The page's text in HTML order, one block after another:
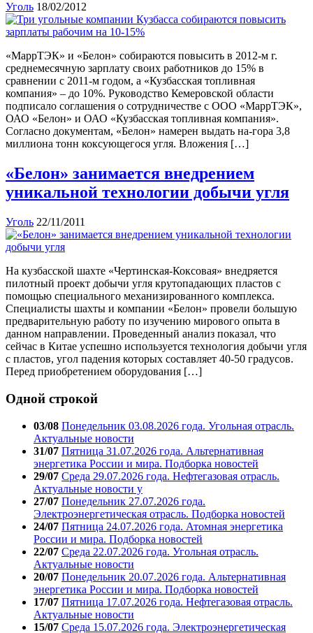
Уголь 18/02/2012
«МаррТЭК» и «Белон» собираются повысить в 2012-м г.
среднемесячную зарплату своих работников до 15% в
сравнении с 2011-м годом, а «Кузбасская топливная
компания» – до 10%. Руководство Кемеровской области
подписало соглашения о сотрудничестве с ООО «МаррТЭК»,
ОАО «Белон» и ОАО «Кузбасская топливная компания».
Согласно документам, «Белон» намерен выдать на-гора 3,8
миллиона тонн коксующегося угля. Вложения […]
«Белон» занимается внедрением
уникальной технологии добычи угля
Уголь 22/11/2011
На кузбасской шахте «Чертинская-Коксовая» внедряется
пилотный проект добычи угля крутопадающих пластов с
помощью специального механизированного комплекса.
Специалисты шахты и компании «Белон» провели большую
предварительную работу по изучению мирового опыта в
данном направлении. Проведенный анализ показал, что
сейчас в Китае успешно используется технология добычи угля
с пластов, угол падения которых составляет 40-50 градусов.
Перед приобретением оборудования […]
Одной строкой
03/08 Понедельник 03.08.2026 года. Угольная отрасль.
Актуальные новости
31/07 Пятница 31.07.2026 года. Альтернативная
энергетика России и мира. Подборка новостей
29/07 Среда 29.07.2026 года. Нефтегазовая отрасль.
Актуальные новости у
27/07 Понедельник 27.07.2026 года.
Электроэнергетическая отрасль. Подборка новостей
24/07 Пятница 24.07.2026 года. Атомная энергетика
России и мира. Подборка новостей
22/07 Среда 22.07.2026 года. Угольная отрасль.
Актуальные новости
20/07 Понедельник 20.07.2026 года. Альтернативная
энергетика России и мира. Подборка новостей
17/07 Пятница 17.07.2026 года. Нефтегазовая отрасль.
Актуальные новости
15/07 Среда 15.07.2026 года. Электроэнергетическая